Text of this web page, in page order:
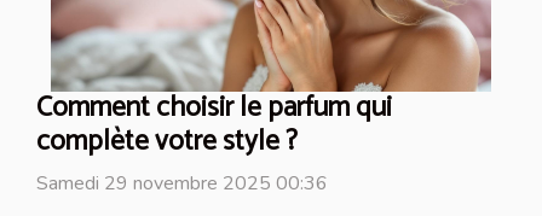
Comment choisir le parfum qui
complète votre style ?
Samedi 29 novembre 2025 00:36